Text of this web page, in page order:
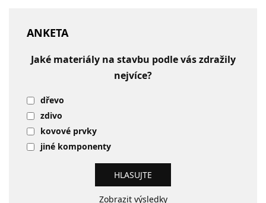
ANKETA
Jaké materiály na stavbu podle vás zdražily
nejvíce?
dřevo
zdivo
kovové prvky
jiné komponenty
Zobrazit výsledky